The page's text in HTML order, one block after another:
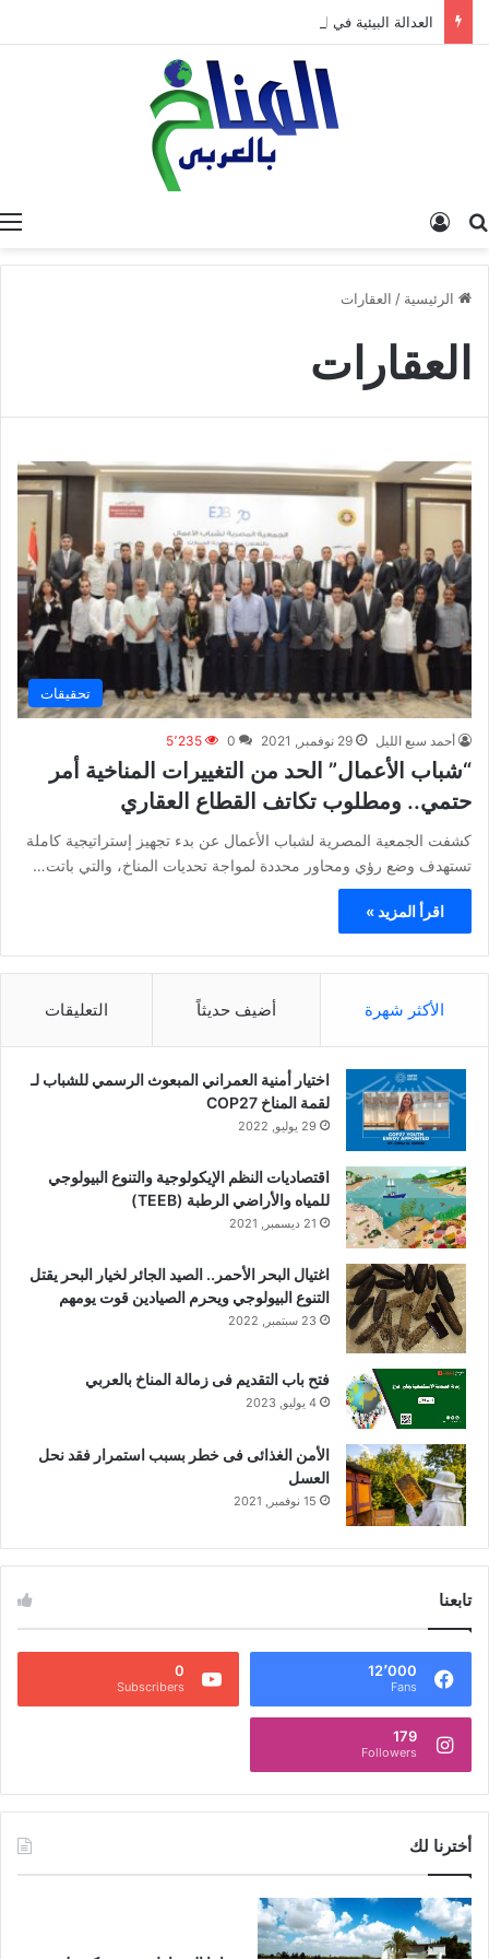
البحث عن
الرئيسية / العقارات
العقارات
تحقيقات
أحمد سبع الليل 29 نوفمبر, 2021 0 5٬235
“شباب الأعمال” الحد من التغييرات المناخية أمر
حتمي.. ومطلوب تكاتف القطاع العقاري
كشفت الجمعية المصرية لشباب الأعمال عن بدء تجهيز إستراتيجية كاملة
تستهدف وضع رؤي ومحاور محددة لمواجة تحديات المناخ، والتي باتت…
اقرأ المزيد »
الأكثر شهرة أضيف حديثاً التعليقات
اختيار أمنية العمراني المبعوث الرسمي للشباب لـ
لقمة المناخ COP27
29 يوليو, 2022
اقتصاديات النظم الإيكولوجية والتنوع البيولوجي
للمياه والأراضي الرطبة (TEEB)
21 ديسمبر, 2021
اغتيال البحر الأحمر.. الصيد الجائر لخيار البحر يقتل
التنوع البيولوجي ويحرم الصيادين قوت يومهم
23 سبتمبر, 2022
فتح باب التقديم فى زمالة المناخ بالعربي
4 يوليو, 2023
الأمن الغذائى فى خطر بسبب استمرار فقد نحل
العسل
15 نوفمبر, 2021
تابعنا
12٬000
Fans
0
Subscribers
179
Followers
أخترنا لك